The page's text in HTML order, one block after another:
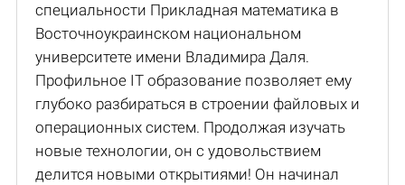
специальности Прикладная математика в
Восточноукраинском национальном
университете имени Владимира Даля.
Профильное IT образование позволяет ему
глубоко разбираться в строении файловых и
операционных систем. Продолжая изучать
новые технологии, он с удовольствием
делится новыми открытиями! Он начинал